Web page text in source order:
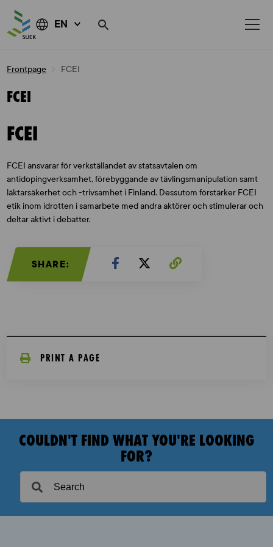
EN
Frontpage FCEI
FCEI
FCEI
FCEI ansvarar för verkställandet av statsavtalen om
antidopingverksamhet, förebyggande av tävlingsmanipulation samt
läktarsäkerhet och -trivsamhet i Finland. Dessutom förstärker FCEI
etik inom idrotten i samarbete med andra aktörer och stimulerar och
deltar aktivt i debatter.
SHARE:
PRINT A PAGE
COULDN'T FIND WHAT YOU'RE LOOKING
FOR?